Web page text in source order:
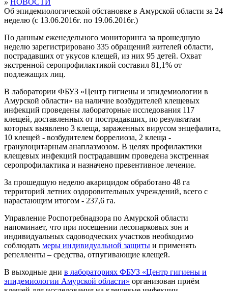
Об эпидемиологической обстановке в Амурской области за 24
неделю (с 13.06.2016г. по 19.06.2016г.)
По данным еженедельного мониторинга за прошедшую
неделю зарегистрировано 335 обращений жителей области,
пострадавших от укусов клещей, из них 95 детей. Охват
экстренной серопрофилактикой составил 81,1% от
подлежащих лиц.
В лаборатории ФБУЗ «Центр гигиены и эпидемиологии в
Амурской области» на наличие возбудителей клещевых
инфекций проведены лабораторные исследования 117
клещей, доставленных от пострадавших, по результатам
которых выявлено 3 клеща, зараженных вирусом энцефалита,
10 клещей - возбудителем боррелиоза, 2 клеща -
гранулоцитарным анаплазмозом. В целях профилактики
клещевых инфекций пострадавшим проведена экстренная
серопрофилактика и назначено превентивное лечение.
За прошедшую неделю акарицидом обработано 48 га
территорий летних оздоровительных учреждений, всего с
нарастающим итогом - 237,6 га.
Управление Роспотребнадзора по Амурской области
напоминает, что при посещении лесопарковых зон и
индивидуальных садоводческих участков необходимо
соблюдать меры индивидуальной защиты и применять
репелленты – средства, отпугивающие клещей.
В выходные дни в лабораториях ФБУЗ «Центр гигиены и
эпидемиологии Амурской области» организован приём